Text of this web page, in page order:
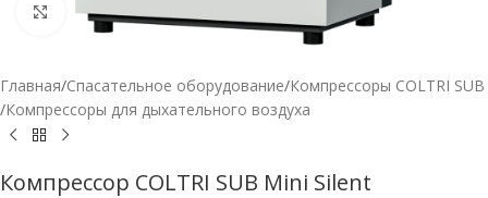
Нажмите, чтобы увеличить
Главная/Спасательное оборудование/Компрессоры COLTRI SUB
/Компрессоры для дыхательного воздуха
Компрессор COLTRI SUB Mini Silent